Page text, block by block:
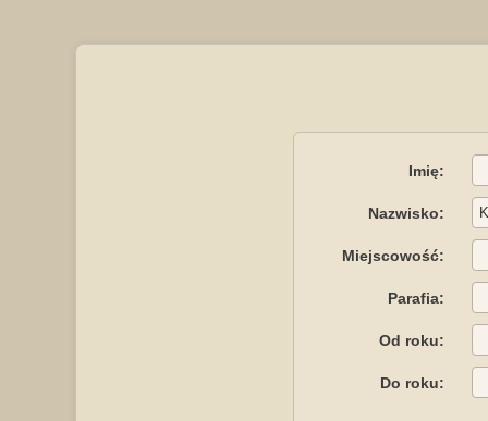
Imię:
Nazwisko:
Miejscowość:
Parafia:
Od roku:
Do roku: